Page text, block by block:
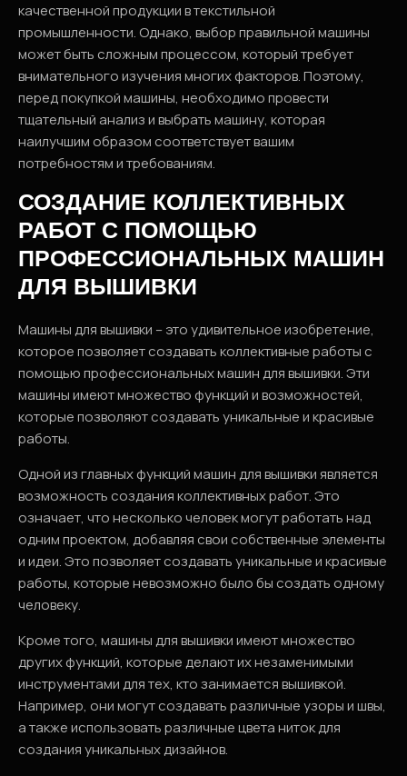
качественной продукции в текстильной
промышленности. Однако, выбор правильной машины
может быть сложным процессом, который требует
внимательного изучения многих факторов. Поэтому,
перед покупкой машины, необходимо провести
тщательный анализ и выбрать машину, которая
наилучшим образом соответствует вашим
потребностям и требованиям.
СОЗДАНИЕ КОЛЛЕКТИВНЫХ
РАБОТ С ПОМОЩЬЮ
ПРОФЕССИОНАЛЬНЫХ МАШИН
ДЛЯ ВЫШИВКИ
Машины для вышивки – это удивительное изобретение,
которое позволяет создавать коллективные работы с
помощью профессиональных машин для вышивки. Эти
машины имеют множество функций и возможностей,
которые позволяют создавать уникальные и красивые
работы.
Одной из главных функций машин для вышивки является
возможность создания коллективных работ. Это
означает, что несколько человек могут работать над
одним проектом, добавляя свои собственные элементы
и идеи. Это позволяет создавать уникальные и красивые
работы, которые невозможно было бы создать одному
человеку.
Кроме того, машины для вышивки имеют множество
других функций, которые делают их незаменимыми
инструментами для тех, кто занимается вышивкой.
Например, они могут создавать различные узоры и швы,
а также использовать различные цвета ниток для
создания уникальных дизайнов.